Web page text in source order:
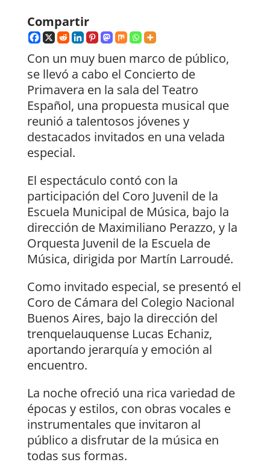
Compartir
Con un muy buen marco de público,
se llevó a cabo el Concierto de
Primavera en la sala del Teatro
Español, una propuesta musical que
reunió a talentosos jóvenes y
destacados invitados en una velada
especial.
El espectáculo contó con la
participación del Coro Juvenil de la
Escuela Municipal de Música, bajo la
dirección de Maximiliano Perazzo, y la
Orquesta Juvenil de la Escuela de
Música, dirigida por Martín Larroudé.
Como invitado especial, se presentó el
Coro de Cámara del Colegio Nacional
Buenos Aires, bajo la dirección del
trenquelauquense Lucas Echaniz,
aportando jerarquía y emoción al
encuentro.
La noche ofreció una rica variedad de
épocas y estilos, con obras vocales e
instrumentales que invitaron al
público a disfrutar de la música en
todas sus formas.